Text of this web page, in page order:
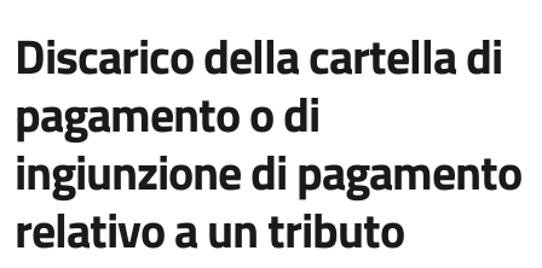
Discarico della cartella di
pagamento o di
ingiunzione di pagamento
relativo a un tributo